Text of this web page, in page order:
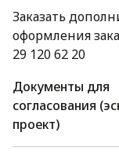
Заказать
оформления
29 120 62 20
Документы для
согласования
проект)